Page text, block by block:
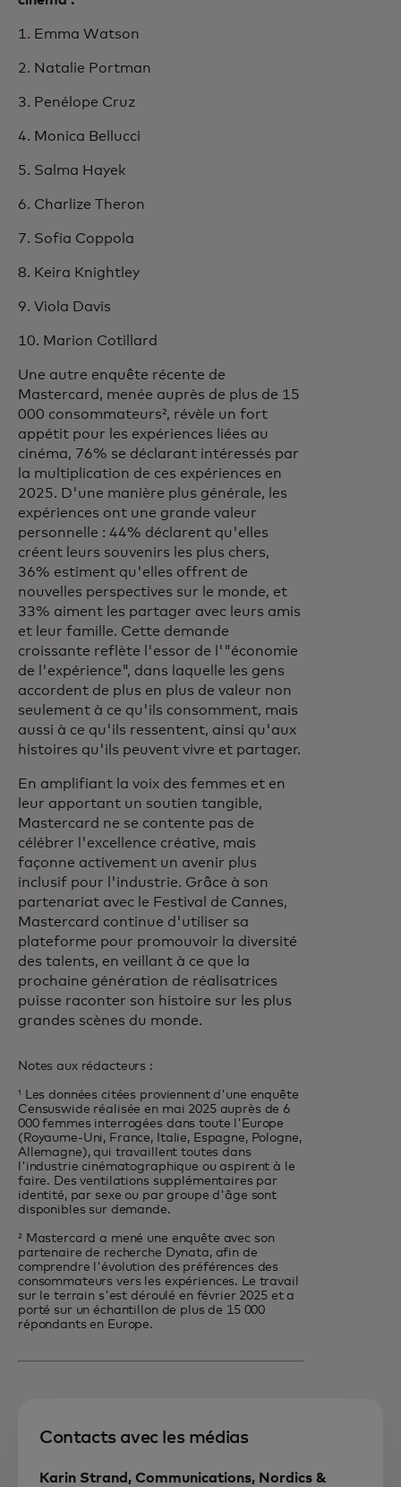
1. Emma Watson
2. Natalie Portman
3. Penélope Cruz
4. Monica Bellucci
5. Salma Hayek
6. Charlize Theron
7. Sofia Coppola
8. Keira Knightley
9. Viola Davis
10. Marion Cotillard
Une autre enquête récente de
Mastercard, menée auprès de plus de 15
000 consommateurs², révèle un fort
appétit pour les expériences liées au
cinéma, 76% se déclarant intéressés par
la multiplication de ces expériences en
2025. D'une manière plus générale, les
expériences ont une grande valeur
personnelle : 44% déclarent qu'elles
créent leurs souvenirs les plus chers,
36% estiment qu'elles offrent de
nouvelles perspectives sur le monde, et
33% aiment les partager avec leurs amis
et leur famille. Cette demande
croissante reflète l'essor de l'"économie
de l'expérience", dans laquelle les gens
accordent de plus en plus de valeur non
seulement à ce qu'ils consomment, mais
aussi à ce qu'ils ressentent, ainsi qu'aux
histoires qu'ils peuvent vivre et partager.
En amplifiant la voix des femmes et en
leur apportant un soutien tangible,
Mastercard ne se contente pas de
célébrer l'excellence créative, mais
façonne activement un avenir plus
inclusif pour l'industrie. Grâce à son
partenariat avec le Festival de Cannes,
Mastercard continue d'utiliser sa
plateforme pour promouvoir la diversité
des talents, en veillant à ce que la
prochaine génération de réalisatrices
puisse raconter son histoire sur les plus
grandes scènes du monde.
Notes aux rédacteurs :
¹ Les données citées proviennent d'une enquête
Censuswide réalisée en mai 2025 auprès de 6
000 femmes interrogées dans toute l'Europe
(Royaume-Uni, France, Italie, Espagne, Pologne,
Allemagne), qui travaillent toutes dans
l'industrie cinématographique ou aspirent à le
faire. Des ventilations supplémentaires par
identité, par sexe ou par groupe d'âge sont
disponibles sur demande.
² Mastercard a mené une enquête avec son
partenaire de recherche Dynata, afin de
comprendre l'évolution des préférences des
consommateurs vers les expériences. Le travail
sur le terrain s'est déroulé en février 2025 et a
porté sur un échantillon de plus de 15 000
répondants en Europe.
Contacts avec les médias
Karin Strand, Communications, Nordics &